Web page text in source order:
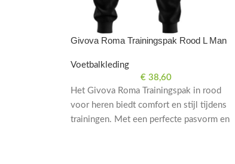
Givova Roma Trainingspak Rood L Man
Voetbalkleding
€38,60
Het Givova Roma Trainingspak in rood
voor heren biedt comfort en stijl tijdens
trainingen. Met een perfecte pasvorm en